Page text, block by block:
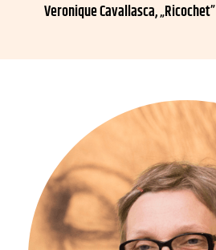
Veronique Cavallasca, „Ricochet”